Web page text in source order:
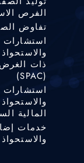
الفرص
تفاوض
استشارات
ذات
(SPAC)
استشارات
المالية
خدمات
والاستحواذ